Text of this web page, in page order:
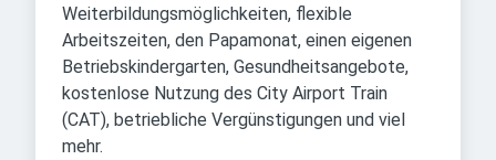
Weiterbildungsmöglichkeiten, flexible
Arbeitszeiten, den Papamonat, einen eigenen
Betriebskindergarten, Gesundheitsangebote,
kostenlose Nutzung des City Airport Train
(CAT), betriebliche Vergünstigungen und viel
mehr.